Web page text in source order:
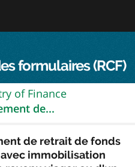
formulaires (RCF)
of Finance
de...
de retrait de fonds
immobilisation